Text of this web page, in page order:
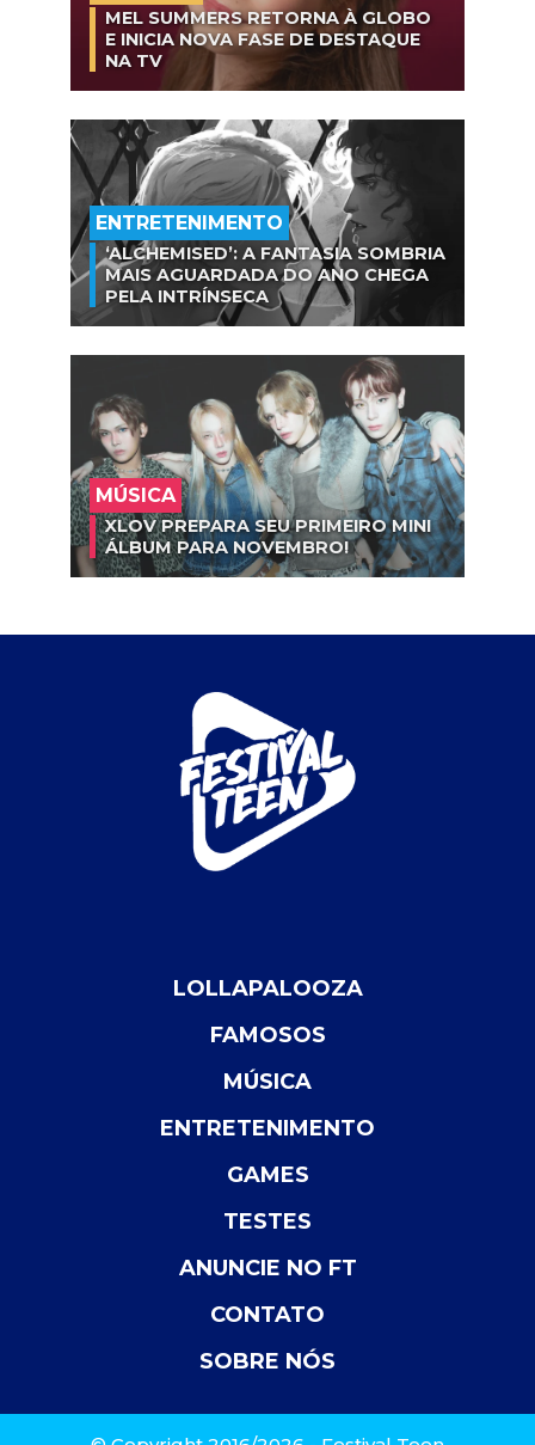
MEL SUMMERS RETORNA À GLOBO
E INICIA NOVA FASE DE DESTAQUE
NA TV
ENTRETENIMENTO
‘ALCHEMISED’: A FANTASIA SOMBRIA
MAIS AGUARDADA DO ANO CHEGA
PELA INTRÍNSECA
MÚSICA
XLOV PREPARA SEU PRIMEIRO MINI
ÁLBUM PARA NOVEMBRO!
LOLLAPALOOZA
FAMOSOS
MÚSICA
ENTRETENIMENTO
GAMES
TESTES
ANUNCIE NO FT
CONTATO
SOBRE NÓS